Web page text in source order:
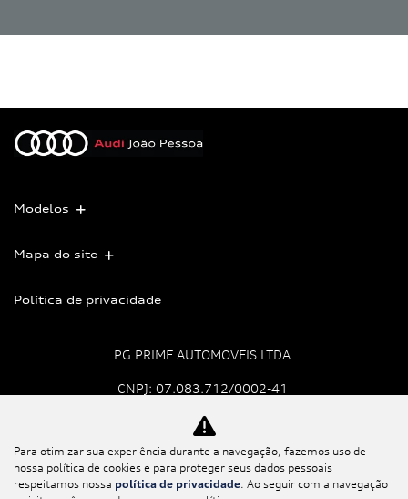
Modelos
Mapa do site
Política de privacidade
PG PRIME AUTOMOVEIS LTDA
CNPJ: 07.083.712/0002-41
No trânsito, enxergar o
outro salva vidas.
Para otimizar sua experiência durante a navegação, fazemos uso de
nossa política de cookies e para proteger seus dados pessoais
respeitamos nossa política de privacidade. Ao seguir com a navegação